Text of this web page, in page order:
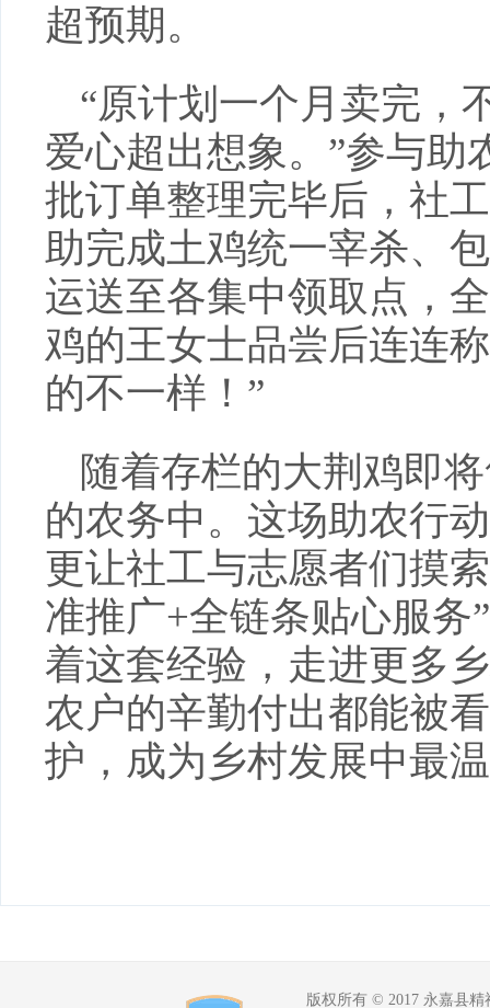
超预期。
“原计划一个月卖完，
爱心超出想象。”参与助
批订单整理完毕后，社
助完成土鸡统一宰杀、
运送至各集中领取点，
鸡的王女士品尝后连连
的不一样！”
随着存栏的大荆鸡即
的农务中。这场助农行
更让社工与志愿者们摸
准推广+全链条贴心服务
着这套经验，走进更多
农户的辛勤付出都能被
护，成为乡村发展中最
版权所有 © 2017 永嘉县